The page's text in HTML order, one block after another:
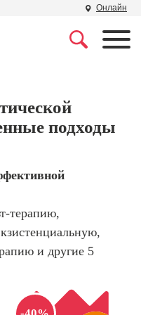
Онлайн
Специалист по
поисковой
оптимизации
сайтов)
Интернет-
Профессия
социальных
сетях (SMM-
подходы
терапию,
и другие 5